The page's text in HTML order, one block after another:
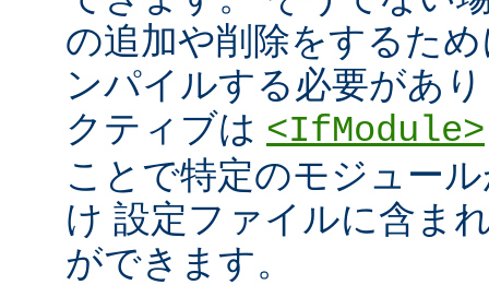
の追加や削除をするた
ンパイルする必要があ
クティブは <IfModule>
ことで特定のモジュー
け 設定ファイルに含ま
ができます。